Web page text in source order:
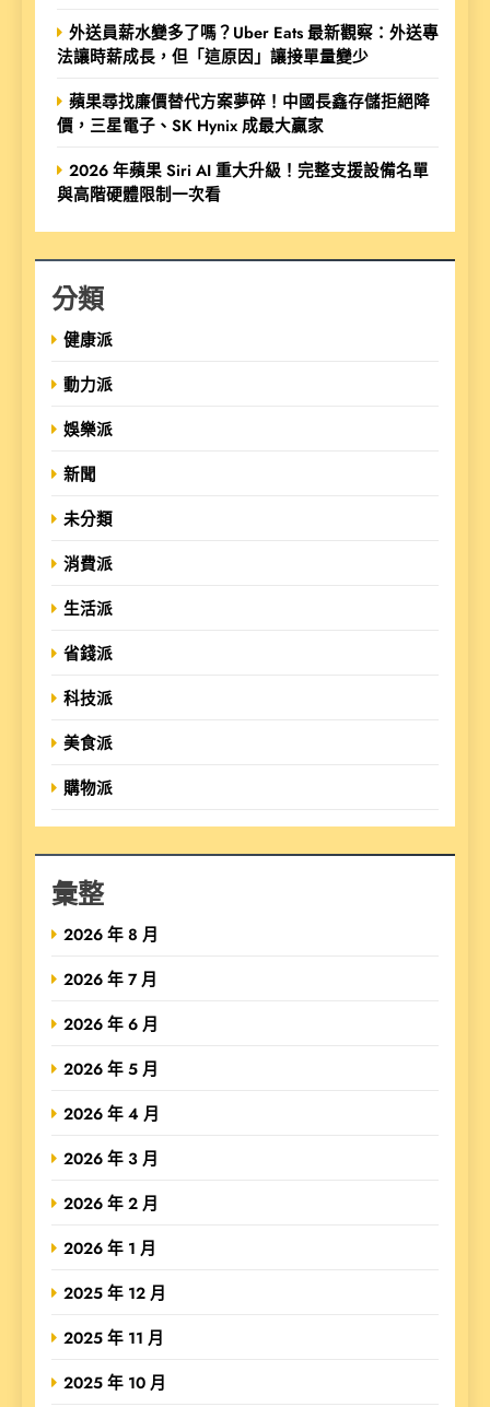
外送員薪水變多了嗎？Uber Eats 最新觀察：外送專
法讓時薪成長，但「這原因」讓接單量變少
蘋果尋找廉價替代方案夢碎！中國長鑫存儲拒絕降
價，三星電子、SK Hynix 成最大贏家
2026 年蘋果 Siri AI 重大升級！完整支援設備名單
與高階硬體限制一次看
分類
健康派
動力派
娛樂派
新聞
未分類
消費派
生活派
省錢派
科技派
美食派
購物派
彙整
2026 年 8 月
2026 年 7 月
2026 年 6 月
2026 年 5 月
2026 年 4 月
2026 年 3 月
2026 年 2 月
2026 年 1 月
2025 年 12 月
2025 年 11 月
2025 年 10 月